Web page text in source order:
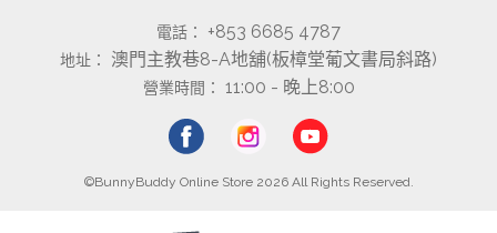
電話： +853 6685 4787
地址： 澳門主教巷8-A地舖(板樟堂葡文書局斜路)
營業時間： 11:00 - 晚上8:00
©BunnyBuddy Online Store 2026 All Rights Reserved.